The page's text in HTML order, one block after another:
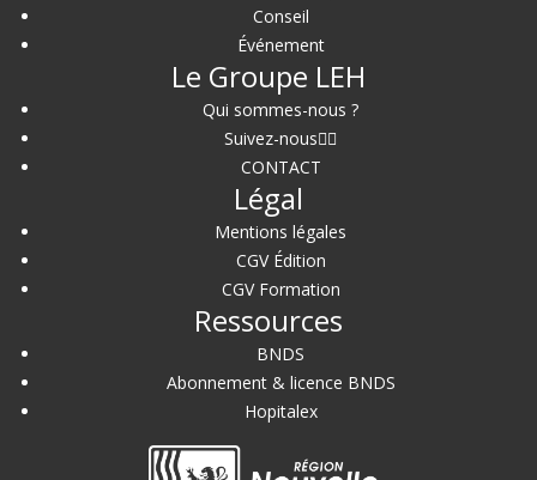
Conseil
Événement
Le Groupe LEH
Qui sommes-nous ?
Suivez-nous
CONTACT
Légal
Mentions légales
CGV Édition
CGV Formation
Ressources
BNDS
Abonnement & licence BNDS
Hopitalex